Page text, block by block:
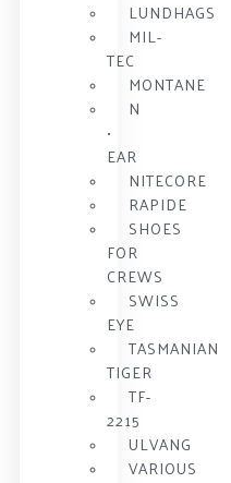
LUNDHAGS
MIL-
TEC
MONTANE
N
•
EAR
NITECORE
RAPIDE
SHOES
FOR
CREWS
SWISS
EYE
TASMANIAN
TIGER
TF-
2215
ULVANG
VARIOUS